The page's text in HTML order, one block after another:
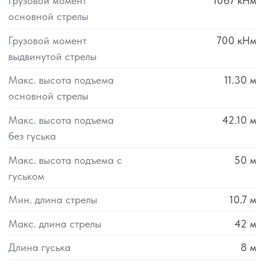
основной стрелы
Грузовой момент
выдвинутой стрелы
700 кНм
Макс. высота подъема
основной стрелы
11.30 м
Макс. высота подъема
без гуська
42.10 м
Макс. высота подъема с
гуськом
50 м
Мин. длина стрелы 10.7 м
Макс. длина стрелы
42 м
Длина гуська
8 м